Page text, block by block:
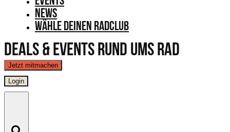
News
Wähle Deinen Radclub
Deals & Events rund ums Rad
Jetzt mitmachen
Login